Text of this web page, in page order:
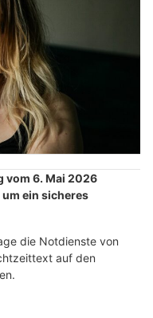
vom 6. Mai 2026
ein sicheres
die Notdienste von
auf den